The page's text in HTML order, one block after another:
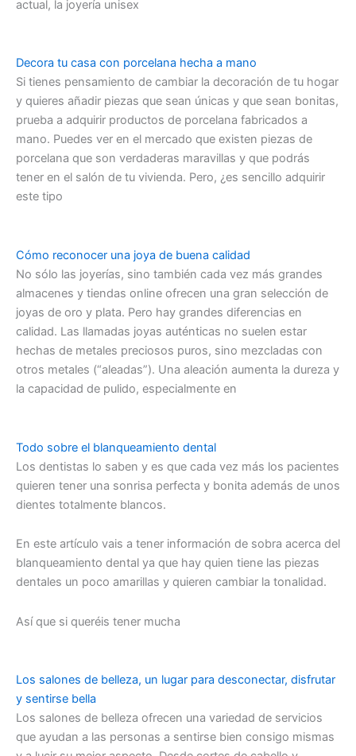
actual, la joyería unisex
Decora tu casa con porcelana hecha a mano
Si tienes pensamiento de cambiar la decoración de tu hogar
y quieres añadir piezas que sean únicas y que sean bonitas,
prueba a adquirir productos de porcelana fabricados a
mano. Puedes ver en el mercado que existen piezas de
porcelana que son verdaderas maravillas y que podrás
tener en el salón de tu vivienda. Pero, ¿es sencillo adquirir
este tipo
Cómo reconocer una joya de buena calidad
No sólo las joyerías, sino también cada vez más grandes
almacenes y tiendas online ofrecen una gran selección de
joyas de oro y plata. Pero hay grandes diferencias en
calidad. Las llamadas joyas auténticas no suelen estar
hechas de metales preciosos puros, sino mezcladas con
otros metales (“aleadas”). Una aleación aumenta la dureza y
la capacidad de pulido, especialmente en
Todo sobre el blanqueamiento dental
Los dentistas lo saben y es que cada vez más los pacientes
quieren tener una sonrisa perfecta y bonita además de unos
dientes totalmente blancos.
En este artículo vais a tener información de sobra acerca del
blanqueamiento dental ya que hay quien tiene las piezas
dentales un poco amarillas y quieren cambiar la tonalidad.
Así que si queréis tener mucha
Los salones de belleza, un lugar para desconectar, disfrutar
y sentirse bella
Los salones de belleza ofrecen una variedad de servicios
que ayudan a las personas a sentirse bien consigo mismas